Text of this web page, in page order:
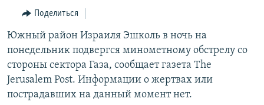
навигации
Перейти
поиску
ЭКОНОМИКА
РЕГИОН
НАГОРНЫЙ КАРАБАХ
КУЛЬТУРА
СПОРТ
Поделиться
Южный район Израиля Эшколь в ночь на
понедельник подвергся минометному обстрелу со
стороны сектора Газа, сообщает газета The
Jerusalem Post. Информации о жертвах или
пострадавших на данный момент нет.